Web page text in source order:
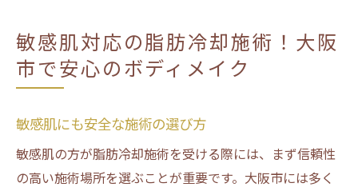
敏感肌対応の脂肪冷却施術！大阪
市で安心のボディメイク
敏感肌にも安全な施術の選び方
敏感肌の方が脂肪冷却施術を受ける際には、まず信頼性
の高い施術場所を選ぶことが重要です。大阪市には多く